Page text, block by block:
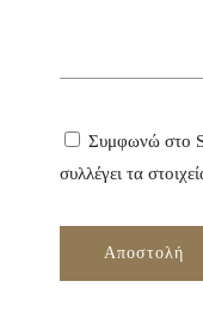
Συμφωνώ στο
συλλέγει τα